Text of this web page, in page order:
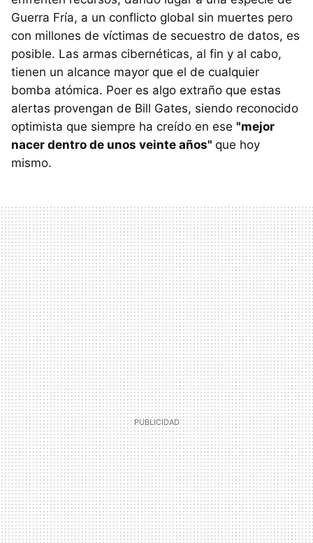
Guerra Fría, a un conflicto global sin muertes pero
con millones de víctimas de secuestro de datos, es
posible. Las armas cibernéticas, al fin y al cabo,
tienen un alcance mayor que el de cualquier
bomba atómica. Poer es algo extraño que estas
alertas provengan de Bill Gates, siendo reconocido
optimista que siempre ha creído en ese "mejor
nacer dentro de unos veinte años" que hoy
mismo.